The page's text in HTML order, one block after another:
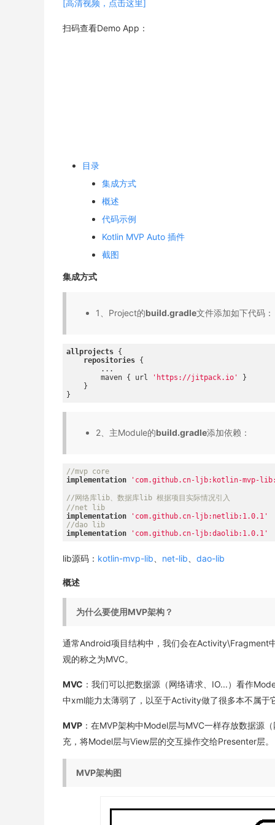
[高清视频，点击这里]
扫码查看Demo App：
目录
集成方式
概述
代码示例
Kotlin MVP Auto 插件
截图
集成方式
1、Project的build.gradle文件添加如下代码：
allprojects {
repositories {
        maven { url
'https://jitpack.io'
}
    }
2、主Module的build.gradle添加依赖：
//mvp core
implementation
'com.github.cn-ljb:kotlin-mvp-
//网络库lib、数据库lib 根据项目实际情况引入
//net lib
implementation
'com.github.cn-ljb:netlib:1.0.1'
//dao lib
implementation
'com.github.cn-ljb:daolib:1.0.1'
lib源码： kotlin-mvp-lib net-lib dao-lib
概述
为什么要使用MVP架构？
通常Android项目结构中，我们会在Activity\Fragment
观的称之为MVC。
MVC ：我们可以把数据源（网络请求、IO...）看作
中xml能力太薄弱了，以至于Activity做了很多本不属于
MVP ：在MVP架构中Model层与MVC一样存放数据源
充，将Model层与View层的交互操作交给Presenter层。
MVP架构图